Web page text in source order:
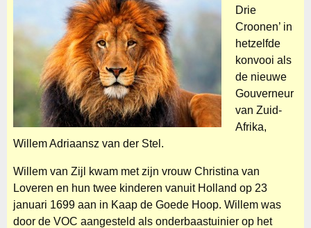
Drie
Croonen’ in
hetzelfde
konvooi als
de nieuwe
Gouverneur
van Zuid-
Afrika,
Willem Adriaansz van der Stel.
Willem van Zijl kwam met zijn vrouw Christina van
Loveren en hun twee kinderen vanuit Holland op 23
januari 1699 aan in Kaap de Goede Hoop. Willem was
door de VOC aangesteld als onderbaastuinier op het